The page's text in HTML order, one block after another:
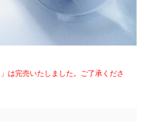
は完売いたしました。ご了承くださ